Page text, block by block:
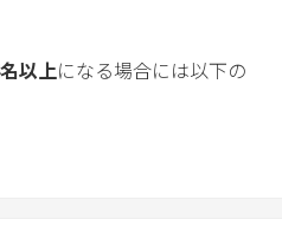
名以上になる場合には以下の